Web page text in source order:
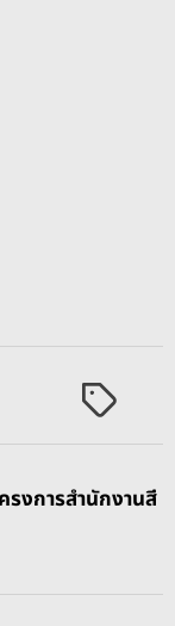
T
g
g
e
งการสำนักงานสี